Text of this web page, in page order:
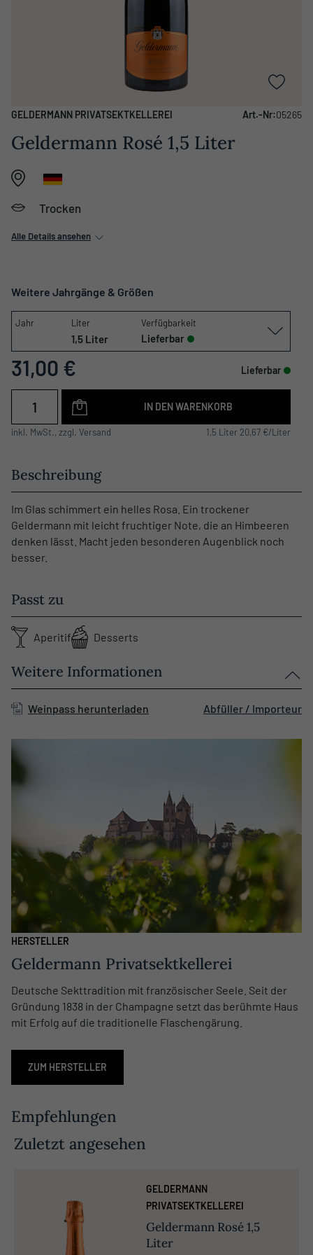
GELDERMANN PRIVATSEKTKELLEREI Art.-Nr:05265
Geldermann Rosé 1,5 Liter
Trocken
Alle Details ansehen
Weitere Jahrgänge & Größen
Jahr Liter
1,5 Liter
Verfügbarkeit
Lieferbar
31,00 € Lieferbar
IN DEN WARENKORB
inkl. MwSt., zzgl. Versand 1,5 Liter 20,67 €/Liter
Beschreibung
Im Glas schimmert ein helles Rosa. Ein trockener
Geldermann mit leicht fruchtiger Note, die an Himbeeren
denken lässt. Macht jeden besonderen Augenblick noch
besser.
Passt zu
Aperitif Desserts
Weitere Informationen
Weinpass herunterladen Abfüller / Importeur
HERSTELLER
Geldermann Privatsektkellerei
Deutsche Sekttradition mit französischer Seele. Seit der
Gründung 1838 in der Champagne setzt das berühmte Haus
mit Erfolg auf die traditionelle Flaschengärung.
ZUM HERSTELLER
Empfehlungen
Zuletzt angesehen
GELDERMANN
PRIVATSEKTKELLEREI
Geldermann Rosé 1,5
Liter